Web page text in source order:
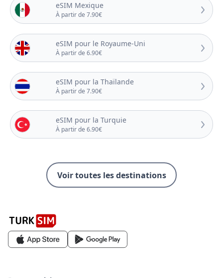
eSIM Mexique
À partir de 7.90€
eSIM pour le Royaume-Uni
À partir de 6.90€
eSIM pour la Thaïlande
À partir de 7.90€
eSIM pour la Turquie
À partir de 6.90€
Voir toutes les destinations